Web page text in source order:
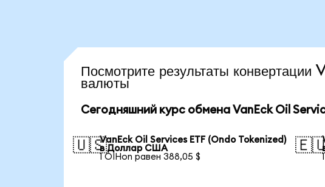
Посмотрите результаты
валюты
Сегодняшний курс обмена VanEck Oil
🇺🇸VanEck Oil Services ETF (Ondo Tokenized)
в Доллар США
1 OIHon равен 388,05 $